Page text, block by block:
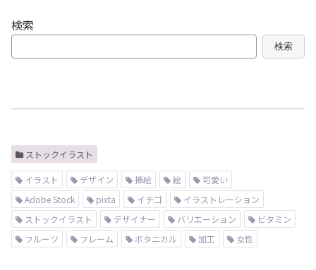
検索
検索
ストックイラスト
イラスト デザイン 挿絵 絵
可愛い
Adobe Stock
pixta イチゴ
イラストレーション
ストックイラスト
デザイナー バリエーション
ビタミン
フルーツ
フレーム ボタニカル 加工 女性